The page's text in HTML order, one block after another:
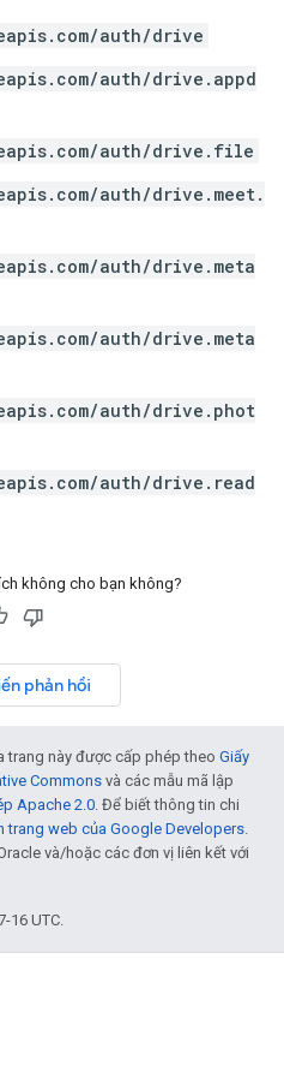
auth/drive
auth/drive.appd
auth/drive.file
auth/drive.meet.
auth/drive.meta
auth/drive.meta
auth/drive.phot
auth/drive.read
không cho bạn không?
phản hồi
trang này được cấp phép theo Giấy
Commons và các mẫu mã lập
Apache 2.0. Để biết thông tin chi
trang web của Google Developers.
và/hoặc các đơn vị liên kết với
16 UTC.